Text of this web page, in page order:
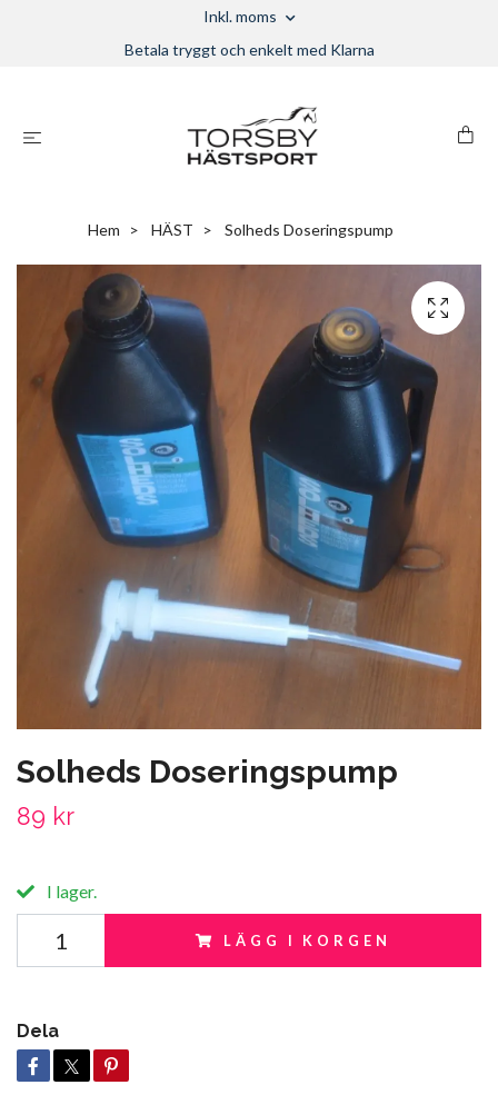
Inkl. moms
Betala tryggt och enkelt med Klarna
Hem HÄST Solheds Doseringspump
Solheds Doseringspump
89 kr
I lager.
LÄGG I KORGEN
Dela